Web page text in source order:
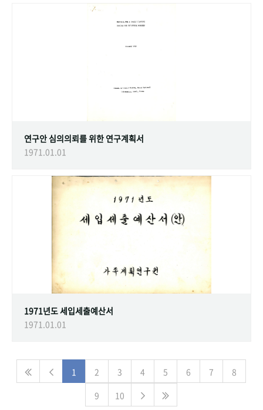
연구안 심의의뢰를 위한 연구계획서
1971.01.01
1971년도 세입세출예산서
1971.01.01
1 2 3 4 5 6 7
8
9
10